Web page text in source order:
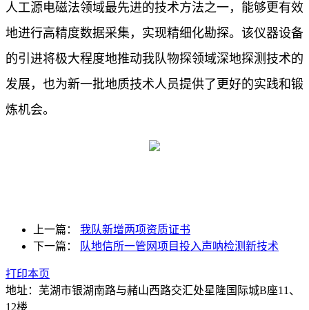
人工源电磁法领域最先进的技术方法之一，能够更有效
地进行高精度数据采集，实现精细化勘探。该仪器设备
的引进将极大程度地推动我队物探领域深地探测技术的
发展，也为新一批地质技术人员提供了更好的实践和锻
炼机会。
上一篇：
我队新增两项资质证书
下一篇：
队地信所一管网项目投入声呐检测新技术
打印本页
地址：芜湖市银湖南路与赭山西路交汇处星隆国际城B座11、
12楼